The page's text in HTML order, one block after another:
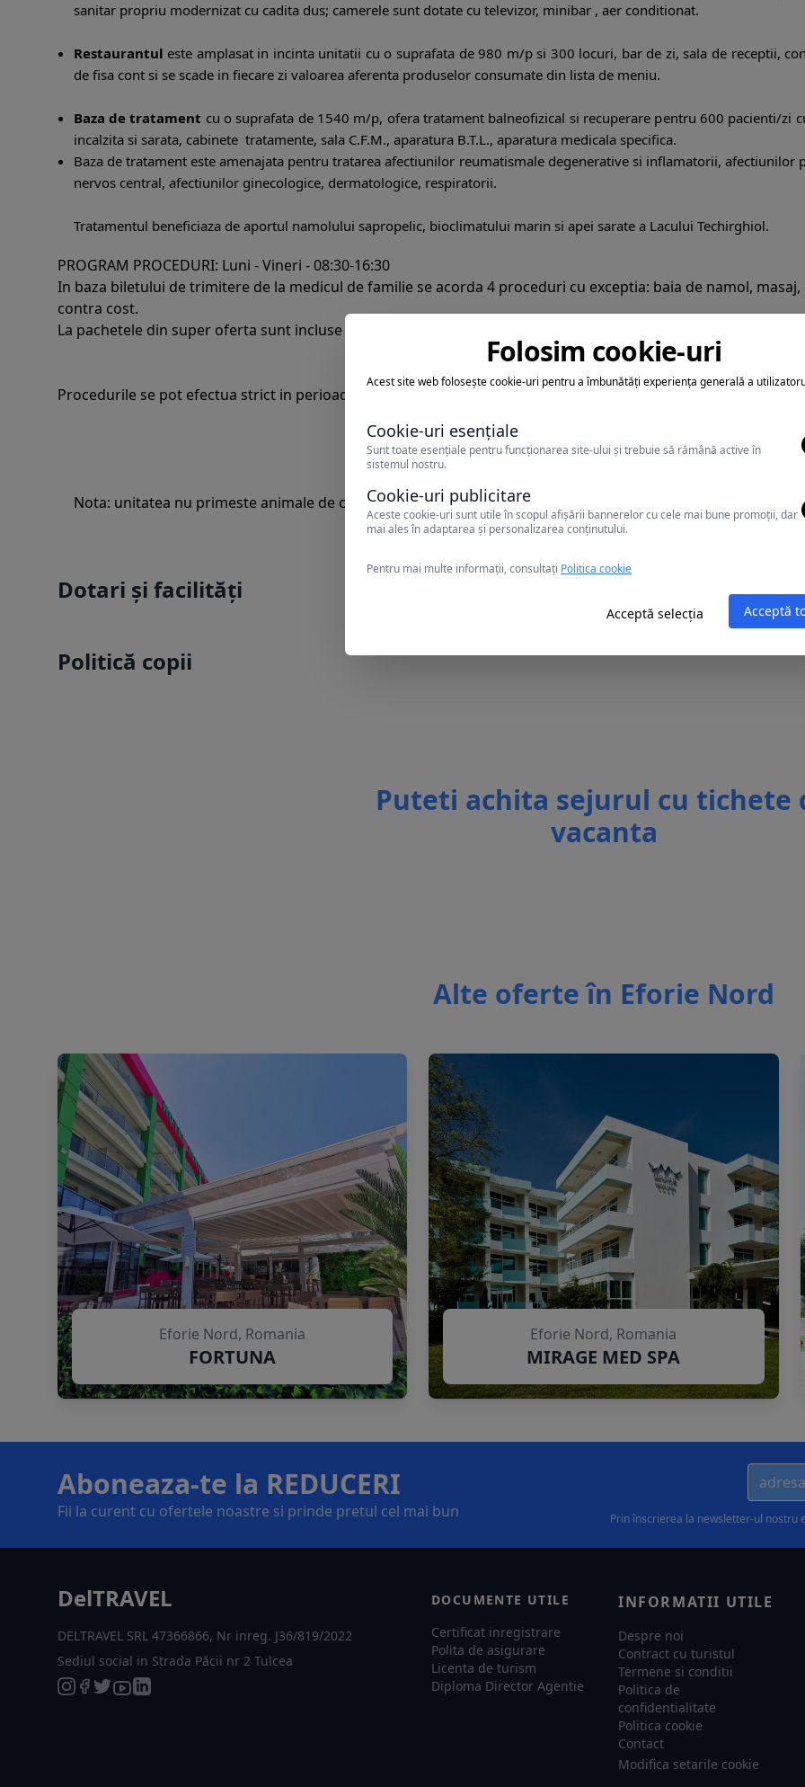
sanitar propriu modernizat cu cadita dus; camerele sunt dotate cu televizor, minibar , aer conditionat.
Restaurantul este amplasat in incinta unitatii cu o suprafata de 980 m/p si 300 locuri, bar de zi, sala de receptii,
de fisa cont si se scade in fiecare zi valoarea aferenta produselor consumate din lista de meniu.
Baza de tratament cu o suprafata de 1540 m/p, ofera tratament balneofizical si recuperare pentru 600 pacienti/zi
incalzita si sarata, cabinete tratamente, sala C.F.M., aparatura B.T.L., aparatura medicala specifica.
Baza de tratament este amenajata pentru tratarea afectiunilor reumatismale degenerative si inflamatorii,
nervos central, afectiunilor ginecologice, dermatologice, respiratorii.
Tratamentul beneficiaza de aportul namolului sapropelic, bioclimatului marin si apei sarate a Lacului Techirghiol.
PROGRAM PROCEDURI: Luni - Vineri - 08:30-16:30
In baza biletului de trimitere de la medicul de familie se acorda 4 proceduri cu exceptia: baia de namol,
contra cost.
La pachetele din super oferta sunt incluse 2 proceduri/pers/zi, la care se adauga si cele 4 proceduri de pers
Procedurile se pot efectua strict in perioada progamului de functionare de mai sus.
Nota: unitatea nu primeste animale de companie
Dotari și facilități
Politică copii
Puteti achita sejurul cu tichete
vacanta
Alte oferte în Eforie Nord
Eforie Nord, Romania
FORTUNA
Eforie Nord, Romania
MIRAGE MED SPA
Aboneaza-te la REDUCERI
Fii la curent cu ofertele noastre si prinde pretul cel mai bun Prin înscrierea la newsletter-ul nostru
DelTRAVEL
DELTRAVEL SRL 47366866, Nr inreg. J36/819/2022
Sediul social in Strada Păcii nr 2 Tulcea
DOCUMENTE UTILE
Certificat inregistrare
Polita de asigurare
Licenta de turism
Diploma Director Agentie
INFORMATII UTILE
Despre noi
Contract cu turistul
Termene si conditii
Politica de
confidentialitate
Politica cookie
Contact
Modifica setarile cookie
Folosim cookie-uri
Acest site web folosește cookie-uri pentru a îmbunătăți experiența generală a
Cookie-uri esențiale
Sunt toate esențiale pentru funcționarea site-ului și trebuie să rămână active în
sistemul nostru.
Cookie-uri publicitare
Aceste cookie-uri sunt utile în scopul afișării bannerelor cu cele mai bune promoții, dar
mai ales în adaptarea și personalizarea conținutului.
Pentru mai multe informații, consultați Politica cookie
Acceptă selecția Acceptă